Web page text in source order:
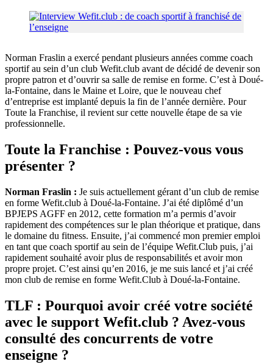
Norman Fraslin a exercé pendant plusieurs années comme coach
sportif au sein d’un club Wefit.club avant de décidé de devenir son
propre patron et d’ouvrir sa salle de remise en forme. C’est à Doué-
la-Fontaine, dans le Maine et Loire, que le nouveau chef
d’entreprise est implanté depuis la fin de l’année dernière. Pour
Toute la Franchise, il revient sur cette nouvelle étape de sa vie
professionnelle.
Toute la Franchise : Pouvez-vous vous
présenter ?
Norman Fraslin : Je suis actuellement gérant d’un club de remise
en forme Wefit.club à Doué-la-Fontaine. J’ai été diplômé d’un
BPJEPS AGFF en 2012, cette formation m’a permis d’avoir
rapidement des compétences sur le plan théorique et pratique, dans
le domaine du fitness. Ensuite, j’ai commencé mon premier emploi
en tant que coach sportif au sein de l’équipe Wefit.Club puis, j’ai
rapidement souhaité avoir plus de responsabilités et avoir mon
propre projet. C’est ainsi qu’en 2016, je me suis lancé et j’ai créé
mon club de remise en forme Wefit.Club à Doué-la-Fontaine.
TLF : Pourquoi avoir créé votre société
avec le support Wefit.club ? Avez-vous
consulté des concurrents de votre
enseigne ?